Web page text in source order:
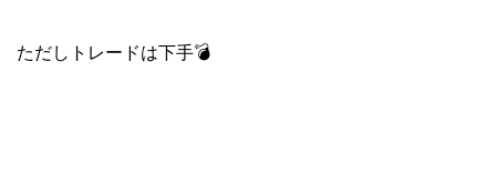
ただしトレードは下手💣